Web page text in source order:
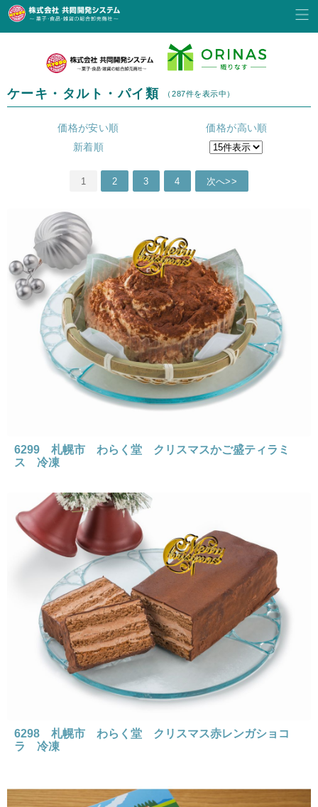
ケーキ・タルト・パイ類 （287件を表示中）
価格が安い順
価格が高い順
新着順
1 2 3 4 次へ>>
6299 札幌市 わらく堂 クリスマスかご盛ティラミ
ス 冷凍
6298 札幌市 わらく堂 クリスマス赤レンガショコ
ラ 冷凍